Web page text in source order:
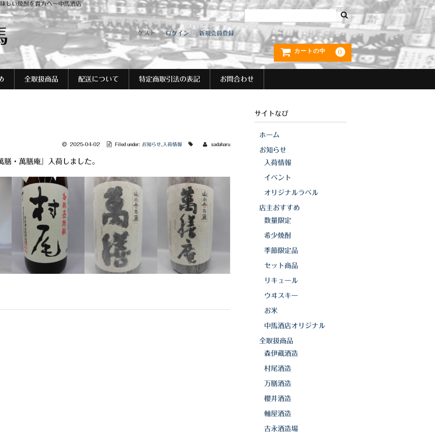
しい焼酎を貴方へ～中馬酒店
ゲスト ログイン 新規会員登録
カートの中 0
全取扱商品 配送について 特定商取引法の表記 お問合わせ
2025-04-02 Filed under: お知らせ 入荷情報 sadaharu
・萬膳庵』入荷しました。
サイトなび
ホーム
お知らせ
入荷情報
イベント
オリジナルラベル
店主おすすめ
数量限定
希少焼酎
季節限定品
セット商品
リキュール
ウヰスキー
お米
中馬酒店オリジナル
全取扱商品
森伊蔵酒造
村尾酒造
万膳酒造
櫻井酒造
軸屋酒造
吉永酒造場